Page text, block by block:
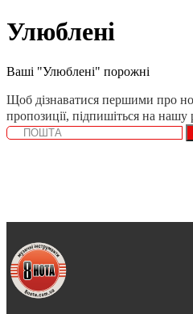
Улюблені
Ваші "Улюблені" порожні
Щоб дізнаватися першими про
пропозиції, підпишіться на нашу